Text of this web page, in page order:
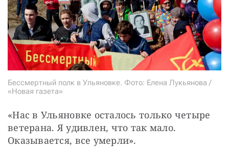
Бессмертный полк в Ульяновке. Фото: Елена Лукьянова /
«Новая газета»
«Нас в Ульяновке осталось только четыре
ветерана. Я удивлен, что так мало.
Оказывается, все умерли».